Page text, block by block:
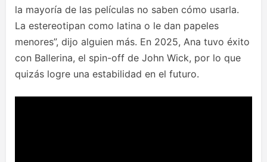
la mayoría de las películas no saben cómo usarla.
La estereotipan como latina o le dan papeles
menores”, dijo alguien más. En 2025, Ana tuvo éxito
con Ballerina, el spin-off de John Wick, por lo que
quizás logre una estabilidad en el futuro.